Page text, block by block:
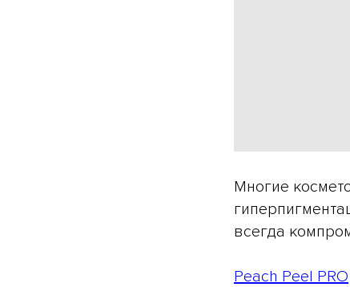
Многие
всегда
Peach Peel PRO